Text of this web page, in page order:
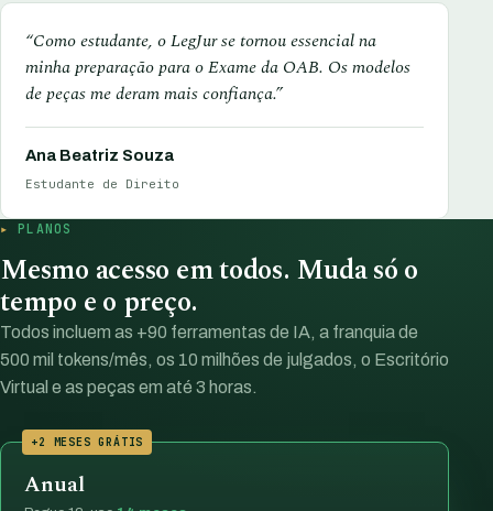
“Como estudante, o LegJur se tornou essencial na
minha preparação para o Exame da OAB. Os modelos
de peças me deram mais confiança.”
Ana Beatriz Souza
Estudante de Direito
PLANOS
Mesmo acesso em todos. Muda só o
tempo e o preço.
Todos incluem as +90 ferramentas de IA, a franquia de
500 mil tokens/mês, os 10 milhões de julgados, o Escritório
Virtual e as peças em até 3 horas.
+2 MESES GRÁTIS
Anual